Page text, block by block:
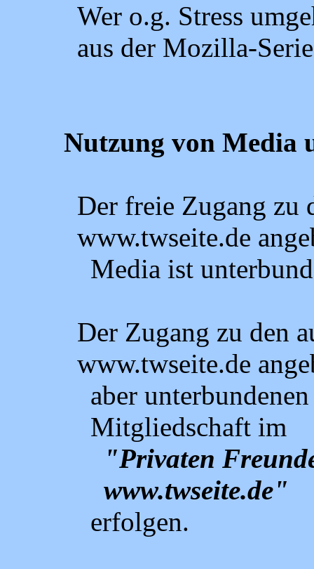
Wer o.g. Stress
aus der Mozilla-
Nutzung von Media
Der freie Zugang zu
www.twseite.de
Media ist
Der Zugang zu den
www.twseite.de
aber
Mitgliedschaft im
"Privaten
www.twseite.de"
erfolgen.